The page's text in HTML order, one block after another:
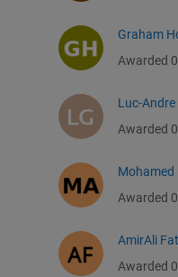
Graham
Awarded
Luc-Andre
Awarded
Mohamed
Awarded
AmirAli
Awarded